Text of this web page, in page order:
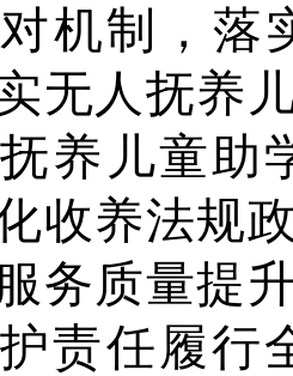
机制，落
无人抚养
养儿童助
收养法规
务质量提
责任履行